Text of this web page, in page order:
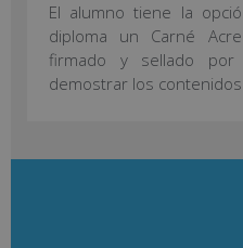
El alumno tiene la
diploma un Carné
firmado y sellado por
demostrar los